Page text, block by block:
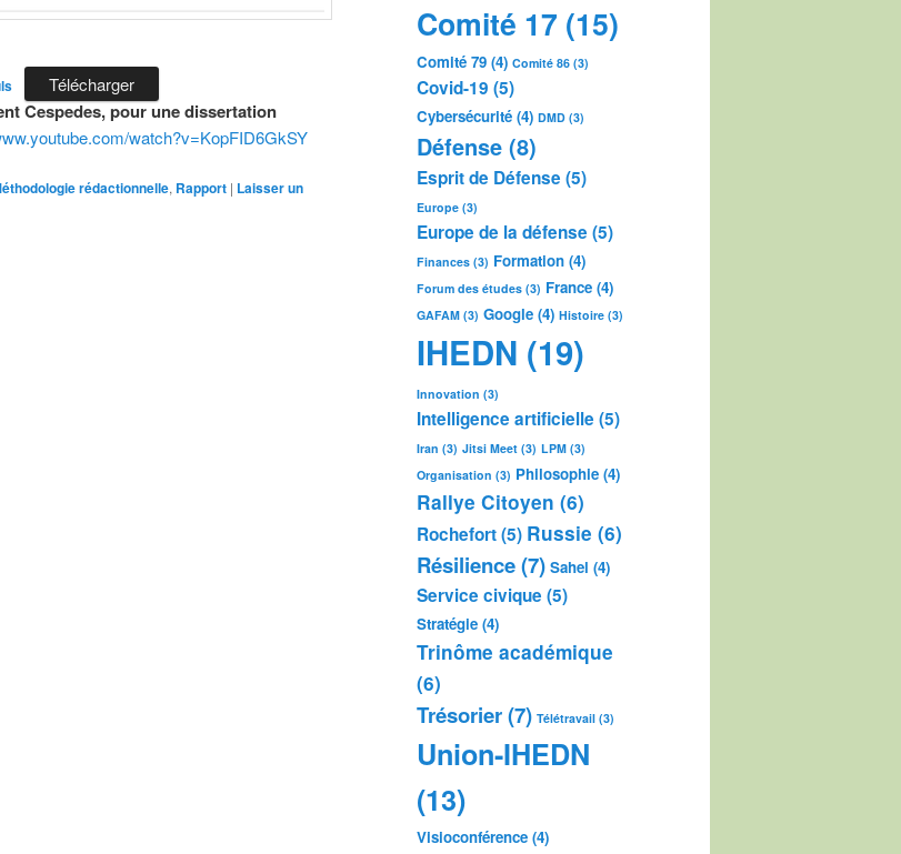
Télécharger
Cespedes, pour une dissertation
watch?v=KopFID6GkSY
rédactionnelle, Rapport | Laisser un
Comité 17 (15)
Comité 79 (4) Comité 86 (3)
Covid-19 (5)
Cybersécurité (4) DMD (3)
Défense (8)
Esprit de Défense (5)
Europe (3)
Europe de la défense (5)
Finances (3) Formation (4)
Forum des études (3) France (4)
GAFAM (3) Google (4) Histoire (3)
IHEDN (19)
Innovation (3)
Intelligence artificielle (5)
Iran (3) Jitsi Meet (3) LPM (3)
Organisation (3) Philosophie (4)
Rallye Citoyen (6)
Rochefort(5) Russie (6)
Résilience(7) Sahel (4)
Service civique (5)
Stratégie (4)
Trinôme académique
(6)
Trésorier(7) Télétravail (3)
Union-IHEDN
(13)
Visioconférence (4)